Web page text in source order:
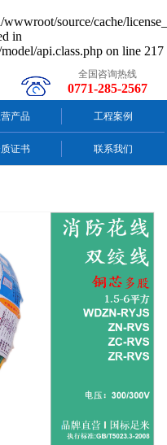
source/cache/
in
api.class.php on line 217
全国咨询热线
0771-285-2567
产品 工程案例
证书 联系我们